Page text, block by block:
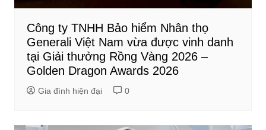
Công ty TNHH Bảo hiểm Nhân thọ
Generali Việt Nam vừa được vinh danh
tại Giải thưởng Rồng Vàng 2026 –
Golden Dragon Awards 2026
Gia đình hiện đại 0